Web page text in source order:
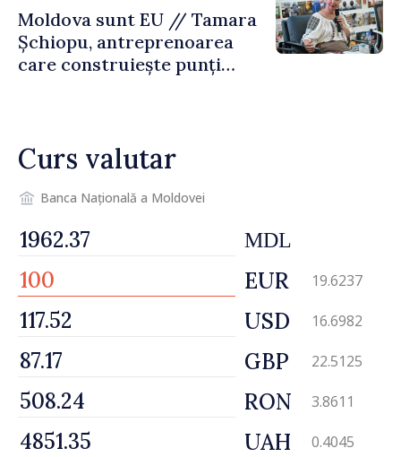
Moldova sunt EU // Tamara
Șchiopu, antreprenoarea
care construiește punți
Curs valutar
Banca Națională a Moldovei
MDL
EUR 19.6237
USD 16.6982
GBP 22.5125
RON 3.8611
UAH 0.4045